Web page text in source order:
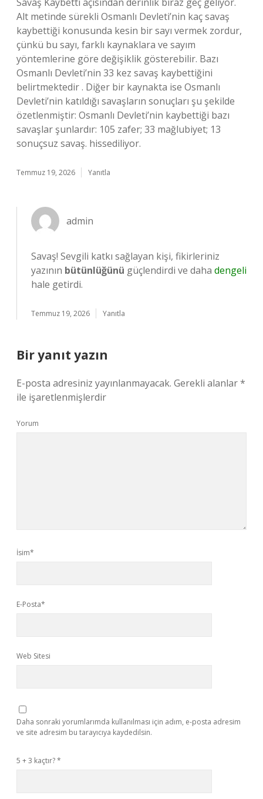
Alt metinde sürekli Osmanlı Devleti’nin kaç savaş
kaybettiği konusunda kesin bir sayı vermek zordur,
çünkü bu sayı, farklı kaynaklara ve sayım
yöntemlerine göre değişiklik gösterebilir. Bazı
Osmanlı Devleti’nin 33 kez savaş kaybettiğini
belirtmektedir . Diğer bir kaynakta ise Osmanlı
Devleti’nin katıldığı savaşların sonuçları şu şekilde
özetlenmiştir: Osmanlı Devleti’nin kaybettiği bazı
savaşlar şunlardır: 105 zafer; 33 mağlubiyet; 13
sonuçsuz savaş. hissediliyor.
Temmuz 19, 2026 Yanıtla
admin
Savaş! Sevgili katkı sağlayan kişi, fikirleriniz
yazının bütünlüğünü güçlendirdi ve daha dengeli
hale getirdi.
Temmuz 19, 2026 Yanıtla
Bir yanıt yazın
E-posta adresiniz yayınlanmayacak. Gerekli alanlar*
ile işaretlenmişlerdir
Yorum
İsim*
E-Posta*
Web Sitesi
Daha sonraki yorumlarımda kullanılması için adım, e-posta adresim
ve site adresim bu tarayıcıya kaydedilsin.
5 + 3 kaçtır?*